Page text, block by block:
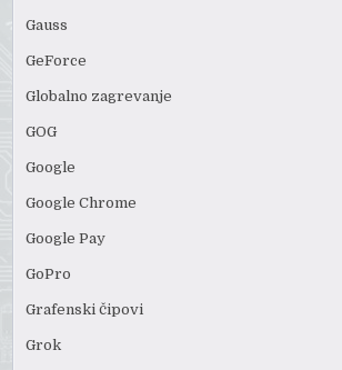
Gauss
GeForce
Globalno zagrevanje
GOG
Google
Google Chrome
Google Pay
GoPro
Grafenski čipovi
Grok